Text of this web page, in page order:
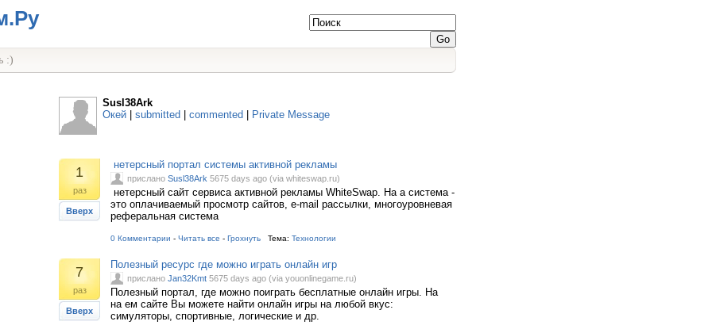
:)
Susl38Ark
Окей
submitted commented Private Message
1
раз
Вверх
нетерсный портал системы активной рекламы
прислано Susl38Ark 5675 days ago (via whiteswap.ru)
нетерсный сайт сервиса активной рекламы WhiteSwap. На а система -
это оплачиваемый просмотр сайтов, e-mail рассылки, многоуровневая
реферальная система
0 Комментарии - Читать все - Грохнуть Тема: Технологии
7
раз
Вверх
Полезный ресурс где можно играть онлайн игр
прислано Jan32Kmt 5675 days ago (via youonlinegame.ru)
Полезный портал, где можно поиграть бесплатные онлайн игры. На
на ем сайте Вы можете найти онлайн игры на любой вкус:
симуляторы, спортивные, логические и др.